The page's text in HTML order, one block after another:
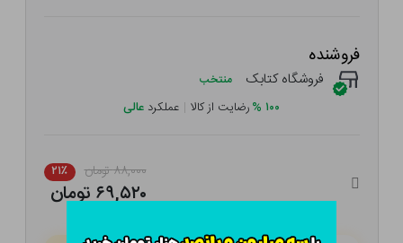
فروشنده
فروشگاه کتابک منتخب
۱۰۰ %رضایت از کالا | عملکرد عالی
۸۸,۰۰۰ تومان ۲۱٪
۶۹,۵۲۰ تومان